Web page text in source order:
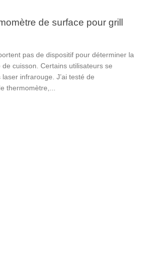
de surface pour grill
pas de dispositif pour déterminer la
cuisson. Certains utilisateurs se
infrarouge. J’ai testé de
thermomètre,...